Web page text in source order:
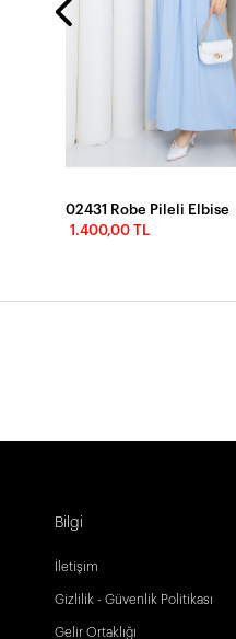
02431 Robe Pileli Elbise
1.400,00 TL
Bilgi
İletişim
Gizlilik - Güvenlik Politikası
Gelir Ortaklığı